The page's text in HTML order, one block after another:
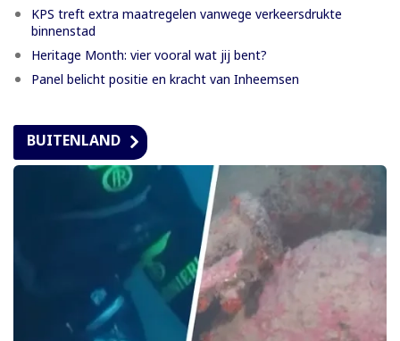
KPS treft extra maatregelen vanwege verkeersdrukte
binnenstad
Heritage Month: vier vooral wat jij bent?
Panel belicht positie en kracht van Inheemsen
BUITENLAND